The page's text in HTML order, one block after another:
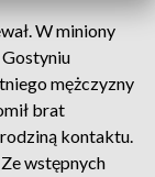
W miniony
mężczyzny
brat
kontaktu.
wstępnych